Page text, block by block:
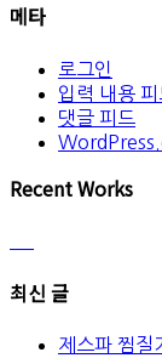
메타
로그인
입력 내용 피
댓글 피드
Recent Works
최신 글
제스파 찜질